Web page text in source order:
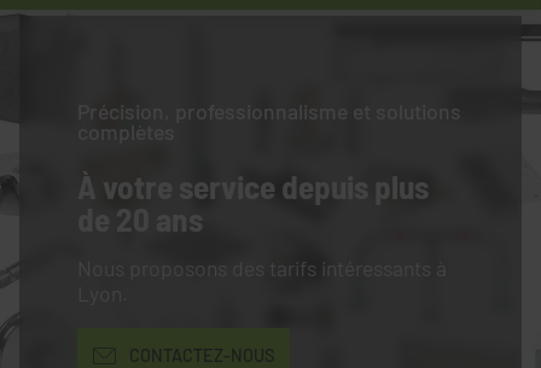
Précision, professionnalisme et solutions
complètes
À votre service depuis plus
de 20 ans
Nous proposons des tarifs intéressants à
CONTACTEZ-NOUS